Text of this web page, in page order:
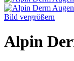
Bild vergrößern
Alpin